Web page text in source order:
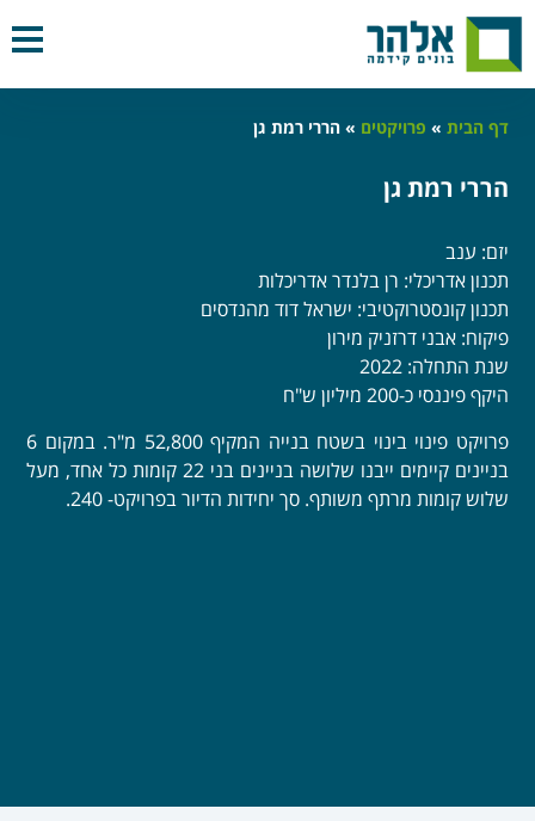
דף הבית » פרויקטים »הררי רמת גן
הררי רמת גן
יזם: ענב
תכנון אדריכלי: רן בלנדר אדריכלות
תכנון קונסטרוקטיבי: ישראל דוד מהנדסים
פיקוח: אבני דרזניק מירון
שנת התחלה: 2022
היקף פיננסי כ-200 מיליון ש"ח
פרויקט פינוי בינוי בשטח בנייה המקיף 52,800 מ"ר. במקום 6
בניינים קיימים ייבנו שלושה בניינים בני 22 קומות כל אחד, מעל
שלוש קומות מרתף משותף. סך יחידות הדיור בפרויקט- 240.